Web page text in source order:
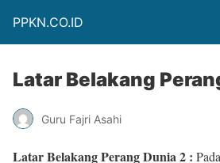
PPKN.CO.ID
Latar Belakang
Guru Fajri Asahi
Latar Belakang Perang Dunia 2 :